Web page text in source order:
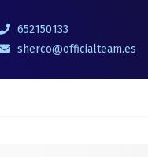
652150133
sherco@officialteam.es